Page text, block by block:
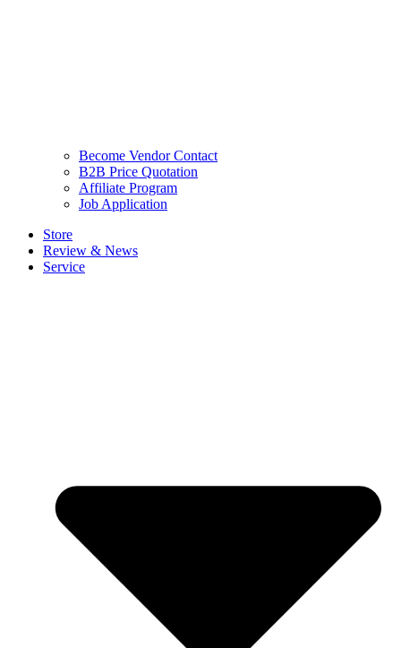
Become Vendor Contact
B2B Price Quotation
Affiliate Program
Job Application
Store
Review & News
Service